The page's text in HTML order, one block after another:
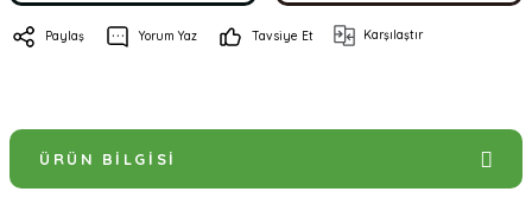
Paylaş Yorum Yaz Tavsiye Et Karşılaştır
ÜRÜN BILGISI